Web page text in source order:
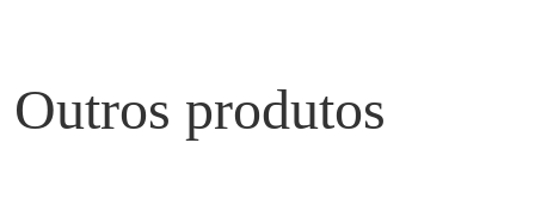
Outros produtos